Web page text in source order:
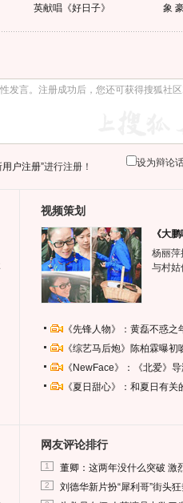
英献唱《好日子》
象
用户注册”进行注册！ 设为辩论
视频策划
《大
杨丽萍
与村
《先锋人物》：黄磊不惑之
《综艺马后炮》陈柏霖曝初
《NewFace》：《北爱》
《夏日甜心》：和夏日有关
网友评论排行
1 董卿：这两年没什么突破 激
2 刘德华新片扮“犀利哥”街头